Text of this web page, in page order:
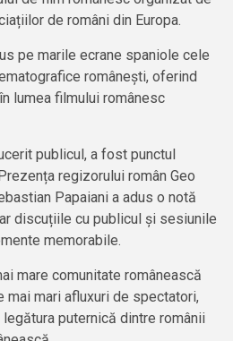
de români din Europa.
pe marile ecrane spaniole cele
românești, oferind
lumea filmului românesc
publicul, a fost punctul
regizorului român Geo
Papaiani a adus o notă
discuțiile cu publicul și sesiunile
memorabile.
mare comunitate românească
mai mari afluxuri de spectatori,
puternică dintre românii